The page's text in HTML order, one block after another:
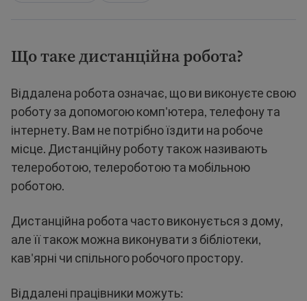
Що таке дистанційна робота?
Віддалена робота означає, що ви виконуєте свою
роботу за допомогою комп'ютера, телефону та
інтернету. Вам не потрібно їздити на робоче
місце. Дистанційну роботу також називають
телероботою, телероботою та мобільною
роботою.
Дистанційна робота часто виконується з дому,
але її також можна виконувати з бібліотеки,
кав'ярні чи спільного робочого простору.
Віддалені працівники можуть: